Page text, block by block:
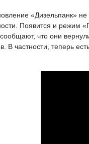
«Дизельпанк» не
Появится и режим
что они
частности, теперь